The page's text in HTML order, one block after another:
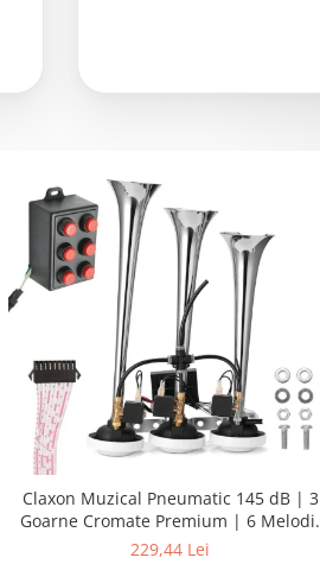
Claxon Muzical Pneumatic 145 dB | 3
Goarne Cromate Premium | 6 Melodii
Selectabile
229,44 Lei